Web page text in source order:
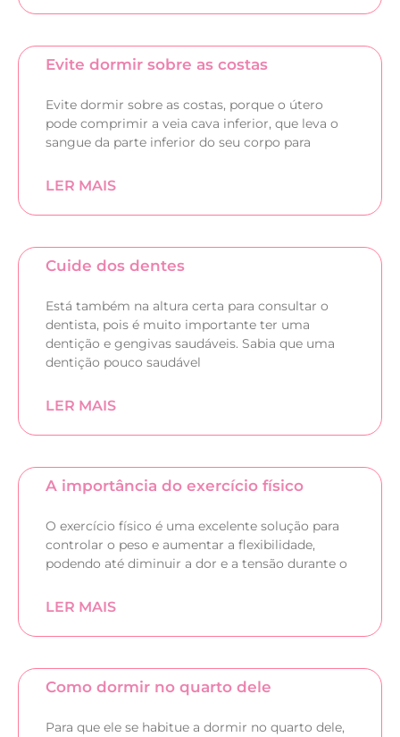
Evite dormir sobre as costas
Evite dormir sobre as costas, porque o útero
pode comprimir a veia cava inferior, que leva o
sangue da parte inferior do seu corpo para
LER MAIS
Cuide dos dentes
Está também na altura certa para consultar o
dentista, pois é muito importante ter uma
dentição e gengivas saudáveis. Sabia que uma
dentição pouco saudável
LER MAIS
A importância do exercício físico
O exercício físico é uma excelente solução para
controlar o peso e aumentar a flexibilidade,
podendo até diminuir a dor e a tensão durante o
LER MAIS
Como dormir no quarto dele
Para que ele se habitue a dormir no quarto dele,